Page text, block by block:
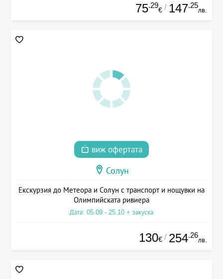
75.29
€ / 147.25
лв.
виж офертата
Солун
Екскурзия до Метеора и Солун с транспорт и нощувки на
Олимпийската ривиера
Дата: 05.09 - 25.10 + закуска
130€ / 254.26
лв.